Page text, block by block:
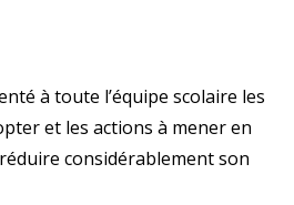
à toute l’équipe scolaire les
et les actions à mener en
considérablement son